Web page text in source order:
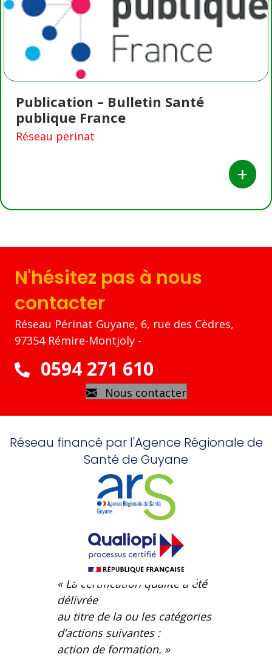
Publication – Bulletin Santé
publique France
Réseau perinat
+
N'hésitez pas à nous
contacter
Réseau Périnat Guyane, 6, rue des Cèdres,
97354 Rémire-Montjoly -
0594 271 610
Nous contacter
Réseau financé par l'Agence Régionale de
Santé de Guyane
« La certification qualité a été
délivrée
au titre de la ou les catégories
d’actions suivantes :
action de formation. »